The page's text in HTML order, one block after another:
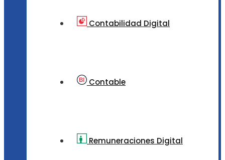
Contabilidad Digital
Contable
Remuneraciones Digital